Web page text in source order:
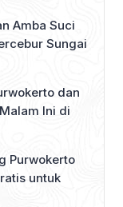
Amba Suci
dan
Ini di
Purwokerto
untuk